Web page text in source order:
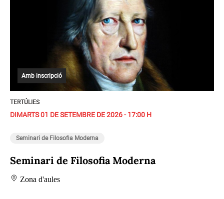
Amb inscripció
TERTÚLIES
DIMARTS 01 DE SETEMBRE DE 2026 - 17:00 H
Seminari de Filosofia Moderna
Seminari de Filosofia Moderna
Zona d'aules